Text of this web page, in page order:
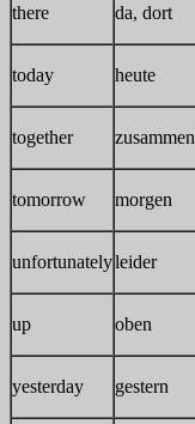
there da, dort
today heute
together zusammen
tomorrow morgen
unfortunatelyleider
up oben
yesterday gestern